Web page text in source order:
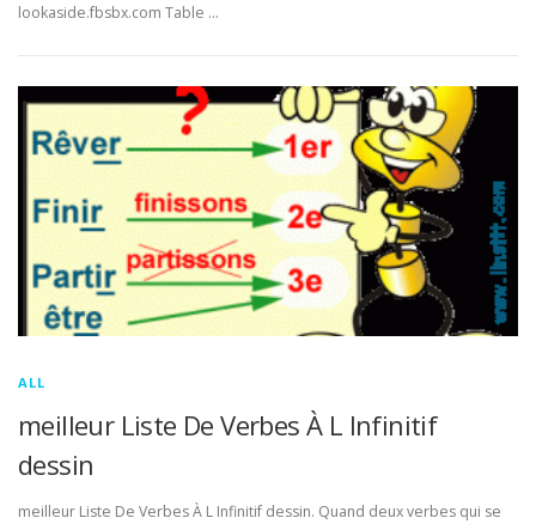
lookaside.fbsbx.com Table …
ALL
meilleur Liste De Verbes À L Infinitif
dessin
meilleur Liste De Verbes À L Infinitif dessin. Quand deux verbes qui se